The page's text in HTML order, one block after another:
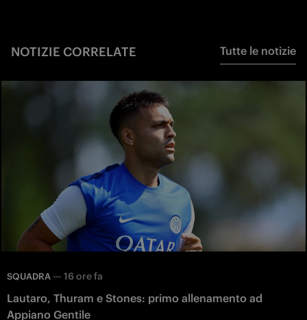
NOTIZIE CORRELATE Tutte le notizie
SQUADRA — 16 ore fa
Lautaro, Thuram e Stones: primo allenamento ad
Appiano Gentile